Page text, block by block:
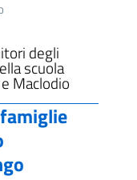
degli
scuola
Maclodio